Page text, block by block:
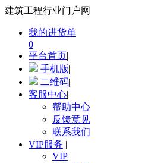
建筑工程行业门户网
我的进货单
0
平台首页|
手机版|
二维码|
客服中心|
帮助中心
反馈意见
联系我们
VIP服务 |
VIP